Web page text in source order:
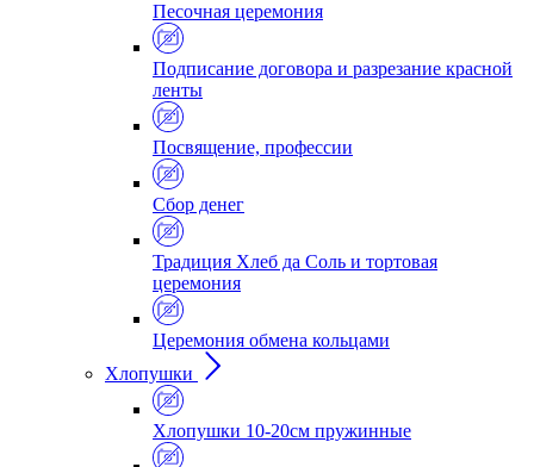
Песочная церемония
Подписание договора и разрезание красной
ленты
Посвящение, профессии
Сбор денег
Традиция Хлеб да Соль и тортовая
церемония
Церемония обмена кольцами
Хлопушки
Хлопушки 10-20см пружинные